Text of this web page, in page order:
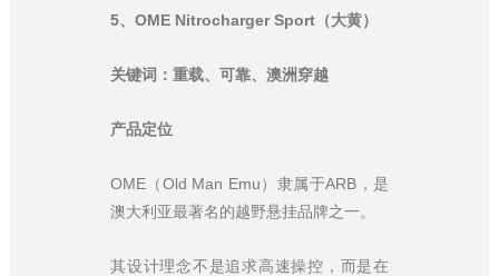
5、OME Nitrocharger Sport（大黄）
关键词：重载、可靠、澳洲穿越
产品定位
OME（Old Man Emu）隶属于ARB，是
澳大利亚最著名的越野悬挂品牌之一。
其设计理念不是追求高速操控，而是在